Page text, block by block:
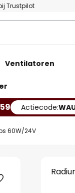
Trustpilot
Ventilatoren
Actiecode:
60W/24V